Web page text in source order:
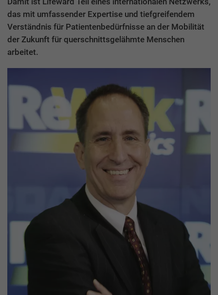
das mit umfassender Expertise und tiefgreifendem
Verständnis für Patientenbedürfnisse an der Mobilität
der Zukunft für querschnittsgelähmte Menschen
arbeitet.